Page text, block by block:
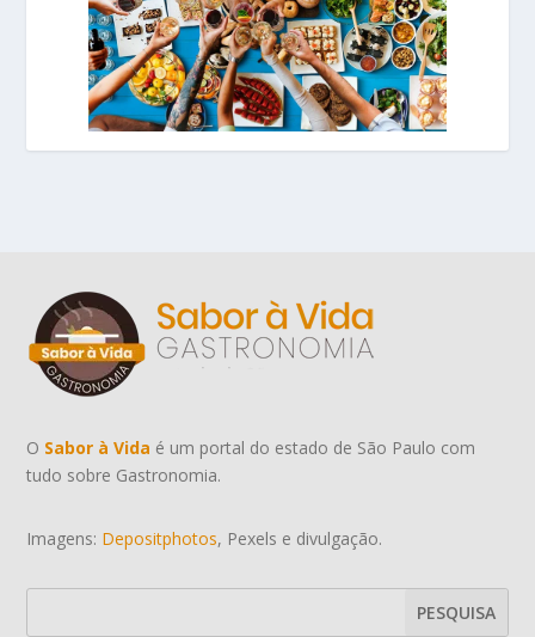
O Sabor à Vida é um portal do estado de São Paulo com
tudo sobre Gastronomia.
Imagens: Depositphotos, Pexels e divulgação.